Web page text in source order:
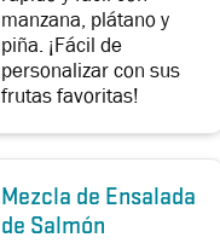
manzana, plátano y
piña. ¡Fácil de
personalizar con sus
frutas favoritas!
Mezcla de Ensalada
de Salmón